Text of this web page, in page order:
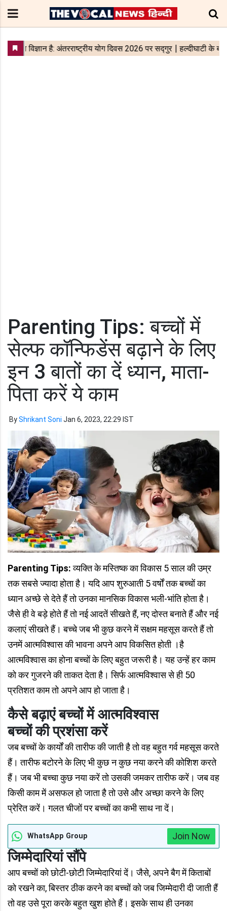
Parenting Tips: बच्चों में
सेल्फ कॉन्फिडेंस बढ़ाने के लिए
इन 3 बातों का दें ध्यान, माता-
पिता करें ये काम
ByShrikant Soni Jan 6, 2023, 22:29 IST
Parenting Tips:व्यक्ति के मस्तिष्क का विकास 5 साल की उम्र
तक सबसे ज्यादा होता है। यदि आप शुरुआती 5 वर्षों तक बच्चों का
ध्यान अच्छे से देते हैं तो उनका मानसिक विकास भली-भांति होता है।
जैसे ही वे बड़े होते हैं तो नई आदतें सीखते हैं, नए दोस्त बनाते हैं और नई
कलाएं सीखते हैं। बच्चे जब भी कुछ करने में सक्षम महसूस करते हैं तो
उनमें आत्मविश्वास की भावना अपने आप विकसित होती ।है
आत्मविश्वास का होना बच्चों के लिए बहुत जरूरी है। यह उन्हें हर काम
को कर गुजरने की ताकत देता है। सिर्फ आत्मविश्वास से ही 50
प्रतिशत काम तो अपने आप हो जाता है।
कैसे बढ़ाएं बच्चों में आत्मविश्वास
बच्चों की प्रशंसा करें
जब बच्चों के कार्यों की तारीफ की जाती है तो वह बहुत गर्व महसूस करते
हैं। तारीफ बटोरने के लिए भी कुछ न कुछ नया करने की कोशिश करते
हैं। जब भी बच्चा कुछ नया करें तो उसकी जमकर तारीफ करें। जब वह
किसी काम में असफल हो जाता है तो उसे और अच्छा करने के लिए
प्रेरित करें। गलत चीजों पर बच्चों का कभी साथ ना दें।
WhatsApp Group Join Now
जिम्मेदारियां सौंपे
आप बच्चों को छोटी-छोटी जिम्मेदारियां दें। जैसे, अपने बैग में किताबों
को रखने का, बिस्तर ठीक करने का बच्चों को जब जिम्मेदारी दी जाती हैं
तो वह उसे पूरा करके बहुत खुश होते हैं। इसके साथ ही उनका